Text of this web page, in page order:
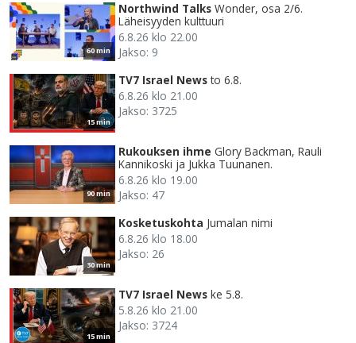
60 min
Northwind Talks Wonder, osa 2/6.
Läheisyyden kulttuuri
6.8.26 klo 22.00
Jakso: 9
15 min
TV7 Israel News to 6.8.
6.8.26 klo 21.00
Jakso: 3725
90 min
Rukouksen ihme Glory Backman, Rauli
Kannikoski ja Jukka Tuunanen.
6.8.26 klo 19.00
Jakso: 47
30 min
Kosketuskohta Jumalan nimi
6.8.26 klo 18.00
Jakso: 26
15 min
TV7 Israel News ke 5.8.
5.8.26 klo 21.00
Jakso: 3724